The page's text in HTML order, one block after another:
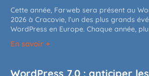
Cette année, Farweb sera présent au
2026 à Cracovie, l’un des plus grands
WordPress en Europe. Chaque année,
En savoir +
WordPress 7.0 : anticiper les